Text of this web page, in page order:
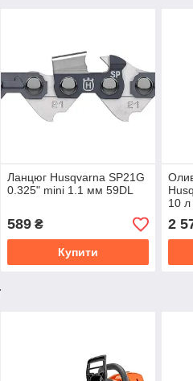
Ланцюг Husqvarna SP21G
0.325" mini 1.1 мм 59DL
589₴
Купити
10 л
2